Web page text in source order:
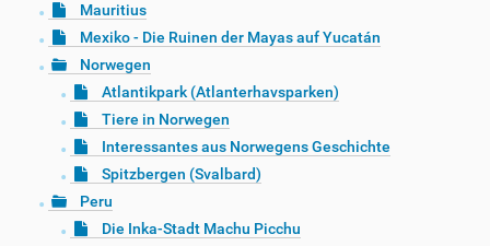
Mauritius
Mexiko - Die Ruinen der Mayas auf Yucatán
Norwegen
Atlantikpark (Atlanterhavsparken)
Tiere in Norwegen
Interessantes aus Norwegens Geschichte
Spitzbergen (Svalbard)
Peru
Die Inka-Stadt Machu Picchu